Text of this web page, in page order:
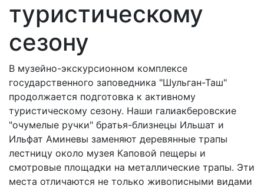
туристическому
сезону
В музейно-экскурсионном комплексе
государственного заповедника "Шульган-Таш"
продолжается подготовка к активному
туристическому сезону. Наши галиакберовские
"очумелые ручки" братья-близнецы Ильшат и
Ильфат Аминевы заменяют деревянные трапы
лестницу около музея Каповой пещеры и
смотровые площадки на металлические трапы. Эти
места отличаются не только живописными видами